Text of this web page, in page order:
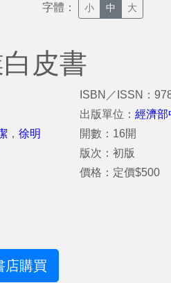
字體： 小 中 大
皮書
， 徐明
ISBN／ISSN：
出版單位：經濟部
開數：16開
版次：初版
價格：定價$500
店購買